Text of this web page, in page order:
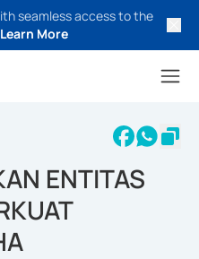
seamless access to the
Learn More
ENTITAS